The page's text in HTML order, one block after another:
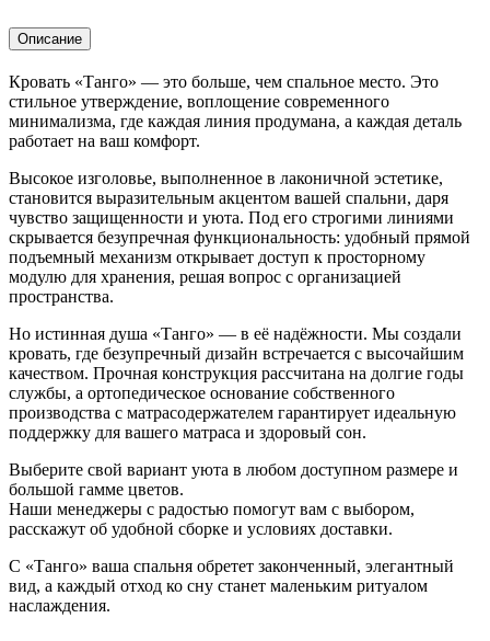
Описание
Кровать «Танго» — это больше, чем спальное место. Это
стильное утверждение, воплощение современного
минимализма, где каждая линия продумана, а каждая деталь
работает на ваш комфорт.
Высокое изголовье, выполненное в лаконичной эстетике,
становится выразительным акцентом вашей спальни, даря
чувство защищенности и уюта. Под его строгими линиями
скрывается безупречная функциональность: удобный прямой
подъемный механизм открывает доступ к просторному
модулю для хранения, решая вопрос с организацией
пространства.
Но истинная душа «Танго» — в её надёжности. Мы создали
кровать, где безупречный дизайн встречается с высочайшим
качеством. Прочная конструкция рассчитана на долгие годы
службы, а ортопедическое основание собственного
производства с матрасодержателем гарантирует идеальную
поддержку для вашего матраса и здоровый сон.
Выберите свой вариант уюта в любом доступном размере и
большой гамме цветов.
Наши менеджеры с радостью помогут вам с выбором,
расскажут об удобной сборке и условиях доставки.
С «Танго» ваша спальня обретет законченный, элегантный
вид, а каждый отход ко сну станет маленьким ритуалом
наслаждения.